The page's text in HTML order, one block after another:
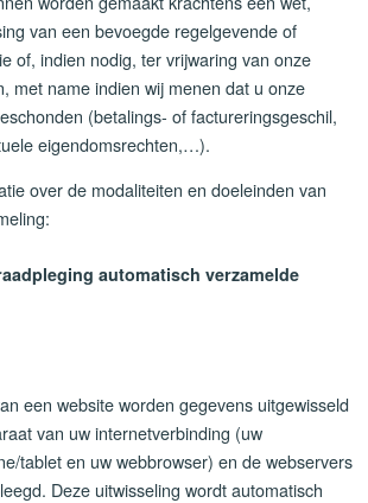
van een bevoegde regelgevende of
of, indien nodig, ter vrijwaring van onze
met name indien wij menen dat u onze
(betalings- of factureringsgeschil,
eigendomsrechten,…).
over de modaliteiten en doeleinden van
automatisch verzamelde
een website worden gegevens uitgewisseld
van uw internetverbinding (uw
tablet en uw webbrowser) en de webservers
Deze uitwisseling wordt automatisch